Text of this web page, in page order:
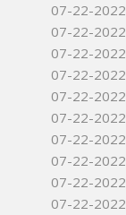
07-22-2022
07-22-2022
07-22-2022
07-22-2022
07-22-2022
07-22-2022
07-22-2022
07-22-2022
07-22-2022
07-22-2022